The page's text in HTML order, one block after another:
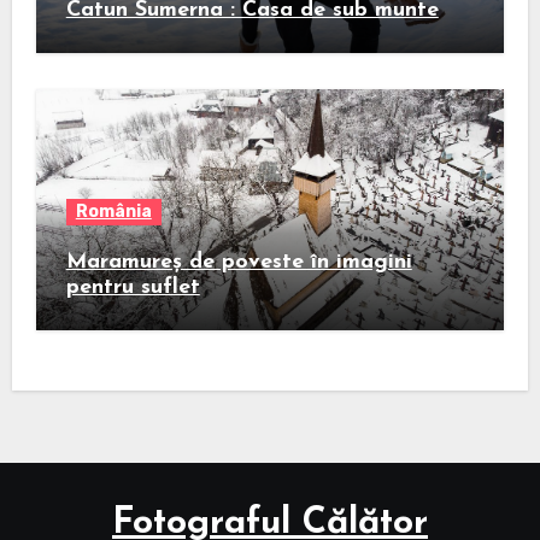
Catun Sumerna : Casa de sub munte
România
Maramureș de poveste în imagini
pentru suflet
Fotograful Călător